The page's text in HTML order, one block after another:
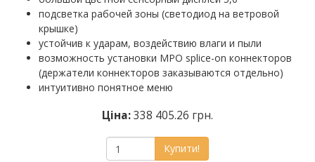
подсветка рабочей зоны (светодиод на ветровой
крышке)
устойчив к ударам, воздействию влаги и пыли
возможность установки MPO splice-on коннекторов
(держатели коннекторов заказываются отдельно)
интуитивно понятное меню
Ціна:338 405.26 грн.
Купити!